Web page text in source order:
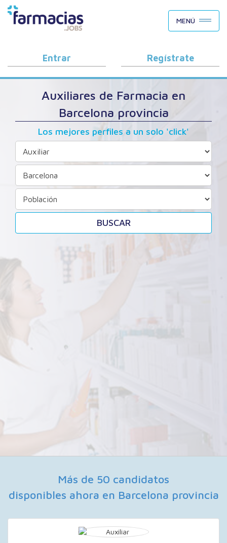
BUSCAR CANDIDATOS
OFERTAS DE EMPLEO
COMO FUNCIONA
PORQUÉ FARMACIAS.JOBS
MENÚ
Entrar Regístrate
Auxiliares de Farmacia en
Barcelona provincia
Los mejores perfiles a un solo 'click'
BUSCAR
Más de 50 candidatos
disponibles ahora en Barcelona provincia